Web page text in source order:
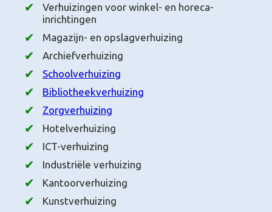
Verhuizingen voor winkel- en horeca-
inrichtingen
Magazijn- en opslagverhuizing
Archiefverhuizing
Schoolverhuizing
Bibliotheekverhuizing
Zorgverhuizing
Hotelverhuizing
ICT-verhuizing
Industriële verhuizing
Kantoorverhuizing
Kunstverhuizing